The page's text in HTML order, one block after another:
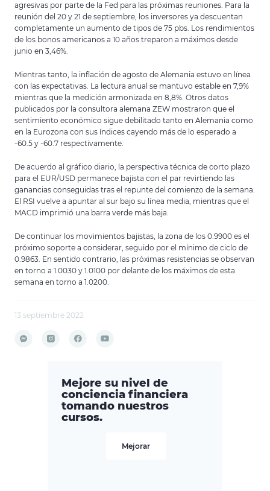
agresivas por parte de la Fed para las próximas reuniones. Para la
reunión del 20 y 21 de septiembre, los inversores ya descuentan
completamente un aumento de tipos de 75 pbs. Los rendimientos
de los bonos americanos a 10 años treparon a máximos desde
junio en 3,46%.
Mientras tanto, la inflación de agosto de Alemania estuvo en línea
con las expectativas. La lectura anual se mantuvo estable en 7,9%
mientras que la medición armonizada en 8,8%. Otros datos
publicados por la consultora alemana ZEW mostraron que el
sentimiento económico sigue debilitado tanto en Alemania como
en la Eurozona con sus índices cayendo más de lo esperado a
-60.5 y -60.7 respectivamente.
De acuerdo al gráfico diario, la perspectiva técnica de corto plazo
para el EUR/USD permanece bajista con el par revirtiendo las
ganancias conseguidas tras el repunte del comienzo de la semana.
El RSI vuelve a apuntar al sur bajo su línea media, mientras que el
MACD imprimió una barra verde más baja.
De continuar los movimientos bajistas, la zona de los 0.9900 es el
próximo soporte a considerar, seguido por el mínimo de ciclo de
0.9863. En sentido contrario, las próximas resistencias se observan
en torno a 1.0030 y 1.0100 por delante de los máximos de esta
semana en torno a 1.0200.
13 septiembre 2022
Mejore su nivel de
conciencia financiera
tomando nuestros
cursos.
Mejorar